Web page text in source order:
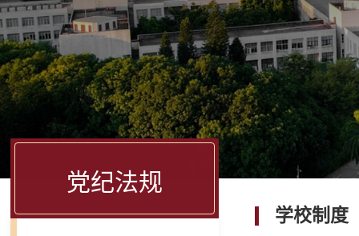
党纪法规
学校制度